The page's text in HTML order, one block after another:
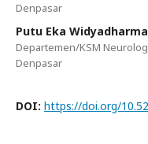
Denpasar
Putu Eka Widyadharma
Departemen/KSM
Denpasar
DOI: https://doi.org/